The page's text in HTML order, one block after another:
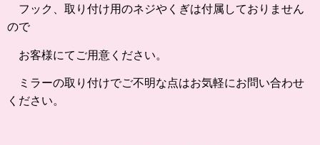
フック、取り付け用のネジやくぎは付属しておりません
ので
お客様にてご用意ください。
ミラーの取り付けでご不明な点はお気軽にお問い合わせ
ください。